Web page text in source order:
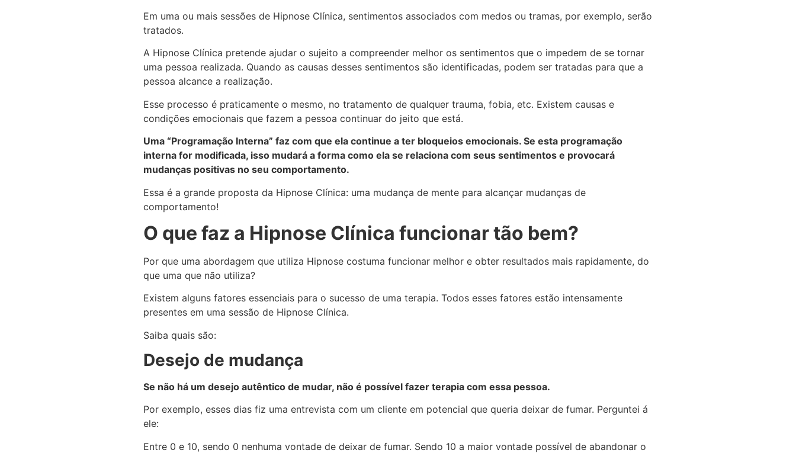
Em uma ou mais sessões de Hipnose Clínica, sentimentos associados com medos ou tramas, por exemplo, serão
tratados.
A Hipnose Clínica pretende ajudar o sujeito a compreender melhor os sentimentos que o impedem de se tornar
uma pessoa realizada. Quando as causas desses sentimentos são identificadas, podem ser tratadas para que a
pessoa alcance a realização.
Esse processo é praticamente o mesmo, no tratamento de qualquer trauma, fobia, etc. Existem causas e
condições emocionais que fazem a pessoa continuar do jeito que está.
Uma “Programação Interna” faz com que ela continue a ter bloqueios emocionais. Se esta programação
interna for modificada, isso mudará a forma como ela se relaciona com seus sentimentos e provocará
mudanças positivas no seu comportamento.
Essa é a grande proposta da Hipnose Clínica: uma mudança de mente para alcançar mudanças de
comportamento!
O que faz a Hipnose Clínica funcionar tão bem?
Por que uma abordagem que utiliza Hipnose costuma funcionar melhor e obter resultados mais rapidamente, do
que uma que não utiliza?
Existem alguns fatores essenciais para o sucesso de uma terapia. Todos esses fatores estão intensamente
presentes em uma sessão de Hipnose Clínica.
Saiba quais são:
Desejo de mudança
Se não há um desejo autêntico de mudar, não é possível fazer terapia com essa pessoa.
Por exemplo, esses dias fiz uma entrevista com um cliente em potencial que queria deixar de fumar. Perguntei á
ele:
Entre 0 e 10, sendo 0 nenhuma vontade de deixar de fumar. Sendo 10 a maior vontade possível de abandonar o